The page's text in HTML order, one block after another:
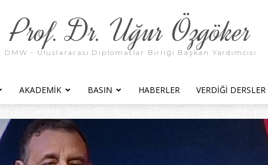
Prof. Dr. Uğur Özgöker
DMW - Uluslararası Diplomatlar Birliği Başkan Yardımcısı
AKADEMIK BASIN HABERLER VERDIĞI DERSLER